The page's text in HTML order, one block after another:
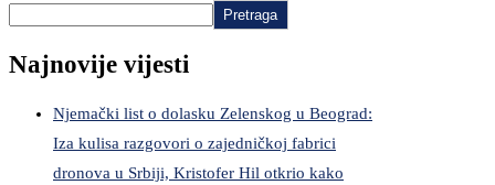
Pretraga
Najnovije vijesti
Njemački list o dolasku Zelenskog u Beograd:
Iza kulisa razgovori o zajedničkoj fabrici
dronova u Srbiji, Kristofer Hil otkrio kako